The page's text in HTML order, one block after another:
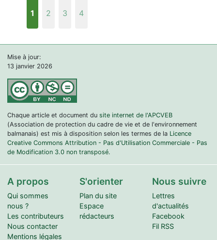
1 2 3 4
Mise à jour:
13 janvier 2026
Chaque article et document du site internet de l'APCVEB
(Association de protection du cadre de vie et de l'environnement
balmanais) est mis à disposition selon les termes de la Licence
Creative Commons Attribution - Pas d'Utilisation Commerciale - Pas
de Modification 3.0 non transposé.
A propos
Qui sommes
nous ?
Les contributeurs
Nous contacter
Mentions légales
S'orienter
Plan du site
Espace
rédacteurs
Nous suivre
Lettres
d'actualités
Facebook
Fil RSS